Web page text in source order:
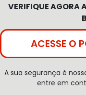
VERIFIQUE AGORA
ACESSE O
A sua segurança é
entre em